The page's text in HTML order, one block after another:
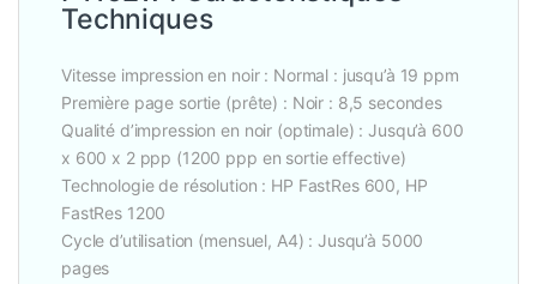
Techniques
Vitesse impression en noir : Normal : jusqu’à 19 ppm
Première page sortie (prête) : Noir : 8,5 secondes
Qualité d’impression en noir (optimale) : Jusqu’à 600
x 600 x 2 ppp (1200 ppp en sortie effective)
Technologie de résolution : HP FastRes 600, HP
FastRes 1200
Cycle d’utilisation (mensuel, A4) : Jusqu’à 5000
pages